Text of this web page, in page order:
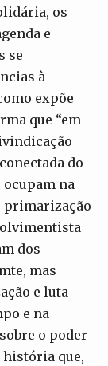
os
e
se
à
expõe
que “em
do
na
primarização
dos
mas
e luta
e na
o poder
história que,